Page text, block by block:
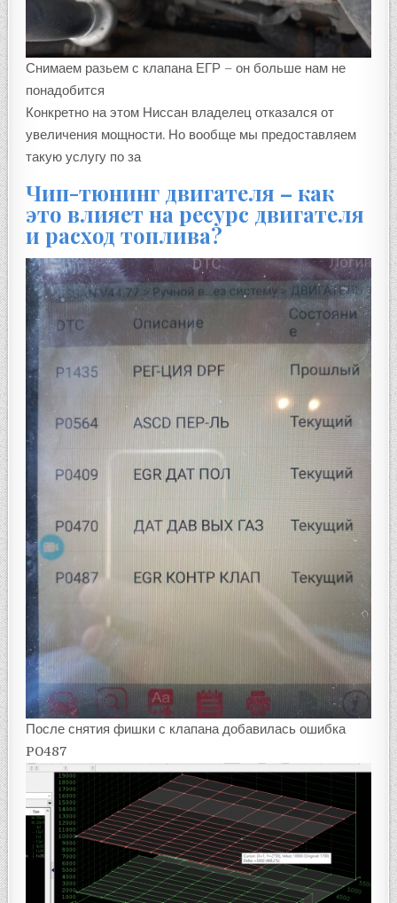
Снимаем разьем с клапана ЕГР – он больше нам не
понадобится
Конкретно на этом Ниссан владелец отказался от
увеличения мощности. Но вообще мы предоставляем
такую услугу по за
Чип-тюнинг двигателя – как
это влияет на ресурс двигателя
и расход топлива?
После снятия фишки с клапана добавилась ошибка
P0487